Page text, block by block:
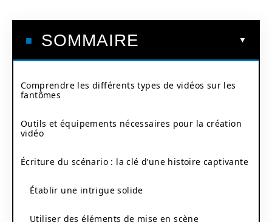
SOMMAIRE
Comprendre les différents types de vidéos sur les
fantômes
Outils et équipements nécessaires pour la création
vidéo
Écriture du scénario : la clé d’une histoire captivante
Établir une intrigue solide
Utiliser des éléments de mise en scène